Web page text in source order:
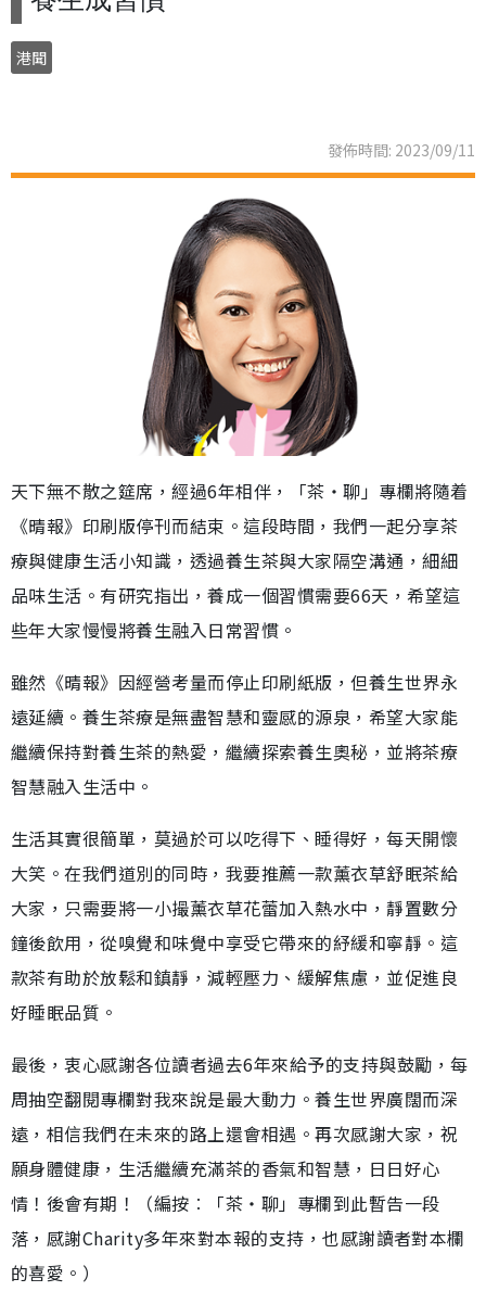
港聞
發佈時間: 2023/09/11
天下無不散之筵席，經過6年相伴，「茶‧聊」專欄將隨着
《晴報》印刷版停刊而結束。這段時間，我們一起分享茶
療與健康生活小知識，透過養生茶與大家隔空溝通，細細
品味生活。有研究指出，養成一個習慣需要66天，希望這
些年大家慢慢將養生融入日常習慣。
雖然《晴報》因經營考量而停止印刷紙版，但養生世界永
遠延續。養生茶療是無盡智慧和靈感的源泉，希望大家能
繼續保持對養生茶的熱愛，繼續探索養生奧秘，並將茶療
智慧融入生活中。
生活其實很簡單，莫過於可以吃得下、睡得好，每天開懷
大笑。在我們道別的同時，我要推薦一款薰衣草舒眠茶給
大家，只需要將一小撮薰衣草花蕾加入熱水中，靜置數分
鐘後飲用，從嗅覺和味覺中享受它帶來的紓緩和寧靜。這
款茶有助於放鬆和鎮靜，減輕壓力、緩解焦慮，並促進良
好睡眠品質。
最後，衷心感謝各位讀者過去6年來給予的支持與鼓勵，每
周抽空翻閱專欄對我來說是最大動力。養生世界廣闊而深
遠，相信我們在未來的路上還會相遇。再次感謝大家，祝
願身體健康，生活繼續充滿茶的香氣和智慧，日日好心
情！後會有期！（編按︰「茶‧聊」專欄到此暫告一段
落，感謝Charity多年來對本報的支持，也感謝讀者對本欄
的喜愛。）